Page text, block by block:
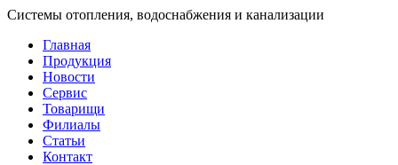
Системы отопления, водоснабжения и канализации
Главная
Продукция
Новости
Сервис
Товарищи
Филиалы
Статьи
Контакт